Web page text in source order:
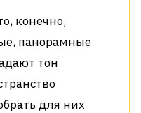
конечно,
панорамные
тон
для них